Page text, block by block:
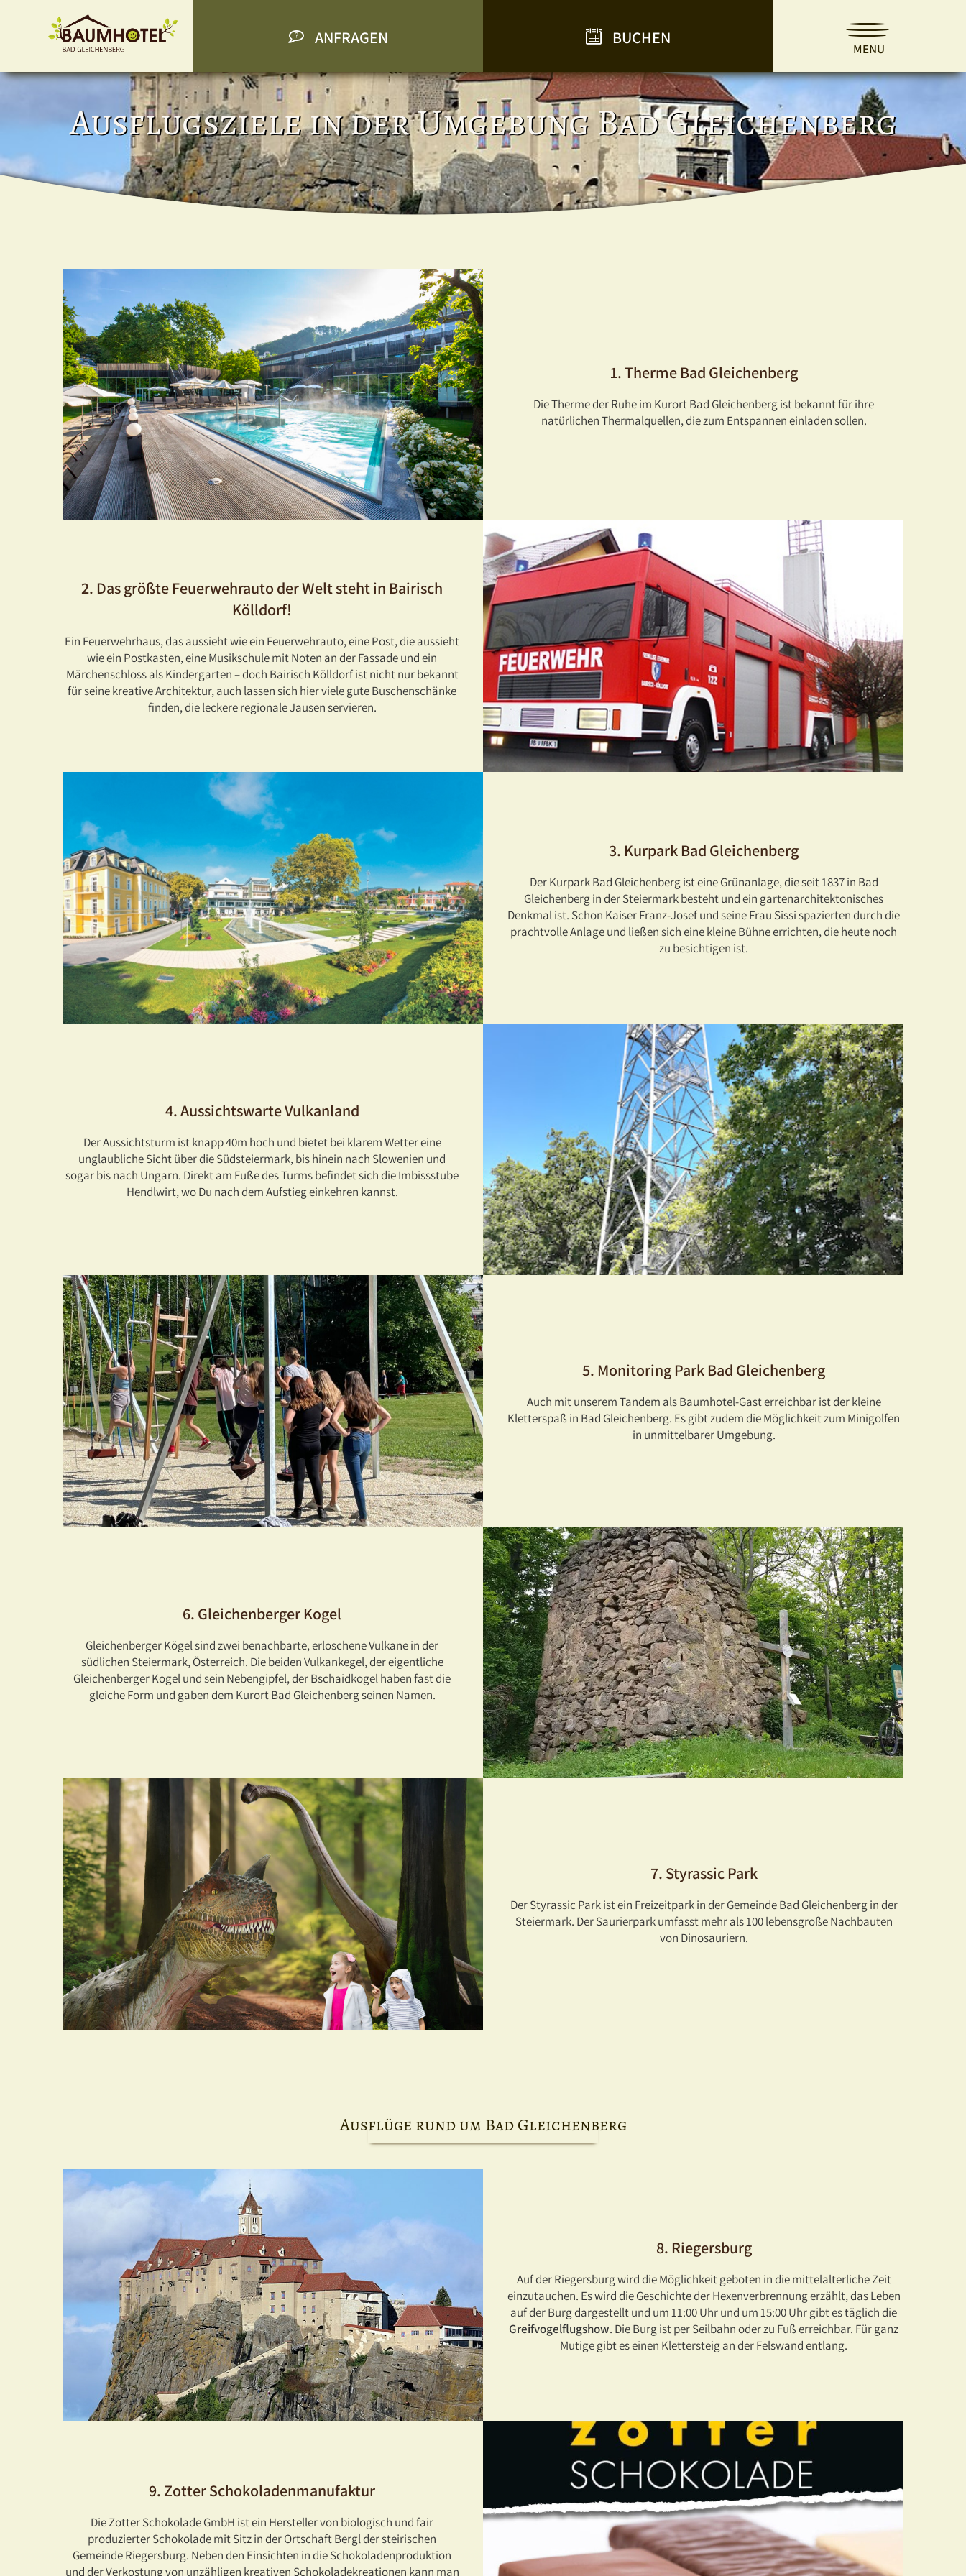
MENU
ANFRAGEN BUCHEN
Ausflugsziele in der Umgebung Bad Gleichenberg
1. Therme Bad Gleichenberg
Die Therme der Ruhe im Kurort Bad Gleichenberg ist bekannt für ihre
natürlichen Thermalquellen, die zum Entspannen einladen sollen.
2. Das größte Feuerwehrauto der Welt steht in Bairisch
Kölldorf!
Ein Feuerwehrhaus, das aussieht wie ein Feuerwehrauto, eine Post, die aussieht
wie ein Postkasten, eine Musikschule mit Noten an der Fassade und ein
Märchenschloss als Kindergarten – doch Bairisch Kölldorf ist nicht nur bekannt
für seine kreative Architektur, auch lassen sich hier viele gute Buschenschänke
finden, die leckere regionale Jausen servieren.
3. Kurpark Bad Gleichenberg
Der Kurpark Bad Gleichenberg ist eine Grünanlage, die seit 1837 in Bad
Gleichenberg in der Steiermark besteht und ein gartenarchitektonisches
Denkmal ist. Schon Kaiser Franz-Josef und seine Frau Sissi spazierten durch die
prachtvolle Anlage und ließen sich eine kleine Bühne errichten, die heute noch
zu besichtigen ist.
4. Aussichtswarte Vulkanland
Der Aussichtsturm ist knapp 40m hoch und bietet bei klarem Wetter eine
unglaubliche Sicht über die Südsteiermark, bis hinein nach Slowenien und
sogar bis nach Ungarn. Direkt am Fuße des Turms befindet sich die Imbissstube
Hendlwirt, wo Du nach dem Aufstieg einkehren kannst.
5. Monitoring Park Bad Gleichenberg
Auch mit unserem Tandem als Baumhotel-Gast erreichbar ist der kleine
Kletterspaß in Bad Gleichenberg. Es gibt zudem die Möglichkeit zum Minigolfen
in unmittelbarer Umgebung.
6. Gleichenberger Kogel
Gleichenberger Kögel sind zwei benachbarte, erloschene Vulkane in der
südlichen Steiermark, Österreich. Die beiden Vulkankegel, der eigentliche
Gleichenberger Kogel und sein Nebengipfel, der Bschaidkogel haben fast die
gleiche Form und gaben dem Kurort Bad Gleichenberg seinen Namen.
7. Styrassic Park
Der Styrassic Park ist ein Freizeitpark in der Gemeinde Bad Gleichenberg in der
Steiermark. Der Saurierpark umfasst mehr als 100 lebensgroße Nachbauten
von Dinosauriern.
Ausflüge rund um Bad Gleichenberg
8. Riegersburg
Auf der Riegersburg wird die Möglichkeit geboten in die mittelalterliche Zeit
einzutauchen. Es wird die Geschichte der Hexenverbrennung erzählt, das Leben
auf der Burg dargestellt und um 11:00 Uhr und um 15:00 Uhr gibt es täglich die
Greifvogelflugshow. Die Burg ist per Seilbahn oder zu Fuß erreichbar. Für ganz
Mutige gibt es einen Klettersteig an der Felswand entlang.
9. Zotter Schokoladenmanufaktur
Die Zotter Schokolade GmbH ist ein Hersteller von biologisch und fair
produzierter Schokolade mit Sitz in der Ortschaft Bergl der steirischen
Gemeinde Riegersburg. Neben den Einsichten in die Schokoladenproduktion
und der Verkostung von unzähligen kreativen Schokoladekreationen kann man